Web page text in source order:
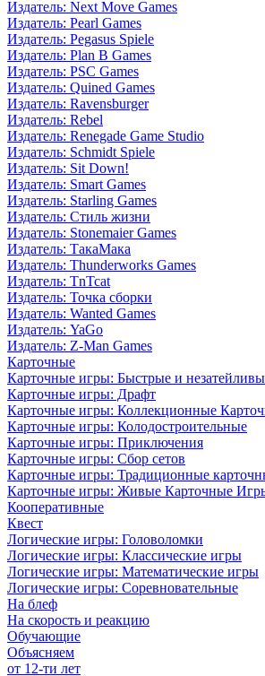
Издатель: Next Move Games
Издатель: Pearl Games
Издатель: Pegasus Spiele
Издатель: Plan B Games
Издатель: PSC Games
Издатель: Quined Games
Издатель: Ravensburger
Издатель: Rebel
Издатель: Renegade Game Studio
Издатель: Schmidt Spiele
Издатель: Sit Down!
Издатель: Smart Games
Издатель: Starling Games
Издатель: Стиль жизни
Издатель: Stonemaier Games
Издатель: ТакаМака
Издатель: Thunderworks Games
Издатель: TnTcat
Издатель: Точка сборки
Издатель: Wanted Games
Издатель: YaGo
Издатель: Z-Man Games
Карточные
Карточные игры: Быстрые и
Карточные игры: Драфт
Карточные игры: Коллекционные
Карточные игры: Колодостроительные
Карточные игры: Приключения
Карточные игры: Сбор сетов
Карточные игры: Традиционные
Карточные игры: Живые Карточные
Кооперативные
Квест
Логические игры: Головоломки
Логические игры: Классические игры
Логические игры: Математические игры
Логические игры: Соревновательные
На блеф
На скорость и реакцию
Обучающие
Объясняем
от 12-ти лет